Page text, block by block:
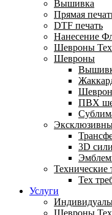
Вышивка
Прямая
DTF печать
Нанесение
Шевроны
Шевроны
ПВХ
3D
Технические
Тех
Услуги
Шевроны